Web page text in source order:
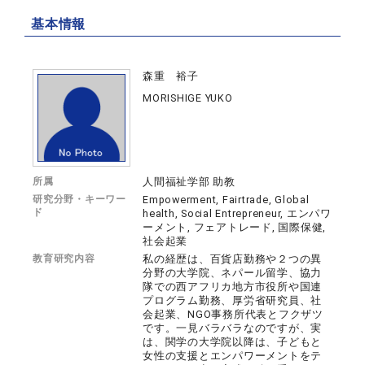
基本情報
森重 裕子
MORISHIGE YUKO
所属 人間福祉学部 助教
研究分野・キーワー
ド
Empowerment, Fairtrade, Global
health, Social Entrepreneur, エンパワ
ーメント, フェアトレード, 国際保健,
社会起業
教育研究内容
私の経歴は、百貨店勤務や２つの異
分野の大学院、ネパール留学、協力
隊での西アフリカ地方市役所や国連
プログラム勤務、厚労省研究員、社
会起業、NGO事務所代表とフクザツ
です。一見バラバラなのですが、実
は、関学の大学院以降は、子どもと
女性の支援とエンパワーメントをテ